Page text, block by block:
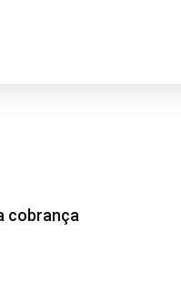
cobrança